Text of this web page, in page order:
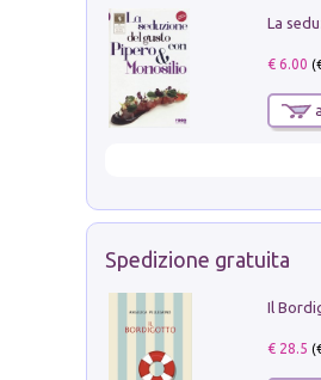
€ 6.00
Spedizione gratuita
Il
€ 28.5